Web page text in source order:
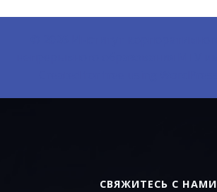
СВЯЖИТЕСЬ С НАМИ